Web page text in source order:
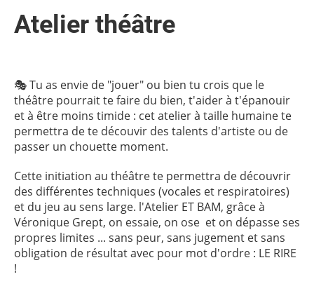
Atelier théâtre
🎭 Tu as envie de "jouer" ou bien tu crois que le
théâtre pourrait te faire du bien, t'aider à t'épanouir
et à être moins timide : cet atelier à taille humaine te
permettra de te découvir des talents d'artiste ou de
passer un chouette moment.
Cette initiation au théâtre te permettra de découvrir
des différentes techniques (vocales et respiratoires)
et du jeu au sens large. l'Atelier ET BAM, grâce à
Véronique Grept, on essaie, on ose et on dépasse ses
propres limites ... sans peur, sans jugement et sans
obligation de résultat avec pour mot d'ordre : LE RIRE
!